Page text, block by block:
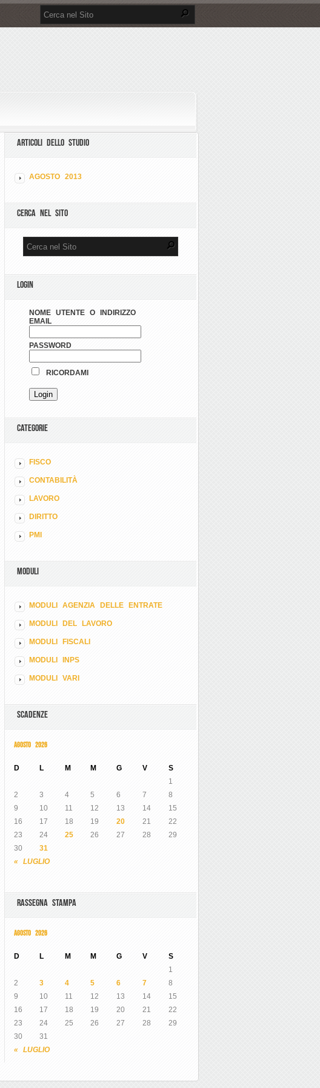
ARTICOLI DELLO STUDIO
AGOSTO 2013
CERCA NEL SITO
LOGIN
NOME UTENTE O INDIRIZZO
EMAIL
PASSWORD
RICORDAMI
CATEGORIE
FISCO
CONTABILITÀ
LAVORO
DIRITTO
PMI
MODULI
MODULI AGENZIA DELLE ENTRATE
MODULI DEL LAVORO
MODULI FISCALI
MODULI INPS
MODULI VARI
SCADENZE
AGOSTO 2026
D L M M G V S
« LUGLIO
1
2
3 4 5 6 7
8
9
10 11 12 13 14
15
16
17 18 19 20 21
22
23
24 25 26 27 28
29
30
31
RASSEGNA STAMPA
AGOSTO 2026
D L M M G V S
« LUGLIO
1
2
3 4 5 6 7
8
9
10 11 12 13 14
15
16
17 18 19 20 21
22
23
24 25 26 27 28
29
30
31